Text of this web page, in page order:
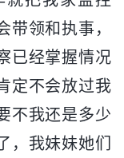
领和执事，
已经掌握情况
定不会放过我
不我还是多少
，我妹妹她们